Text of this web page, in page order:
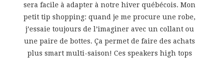
sera facile à adapter à notre hiver québécois. Mon
petit tip shopping: quand je me procure une robe,
j’essaie toujours de l’imaginer avec un collant ou
une paire de bottes. Ça permet de faire des achats
plus smart multi-saison! Ces speakers high tops